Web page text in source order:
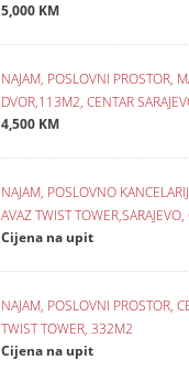
5,000 KM
NAJAM, POSLOVNI PROSTOR,
DVOR,113M2, CENTAR
4,500 KM
NAJAM, POSLOVNO
AVAZ TWIST TOWER,SARAJEVO,
Cijena na upit
NAJAM, POSLOVNI PROSTOR,
TWIST TOWER, 332M2
Cijena na upit